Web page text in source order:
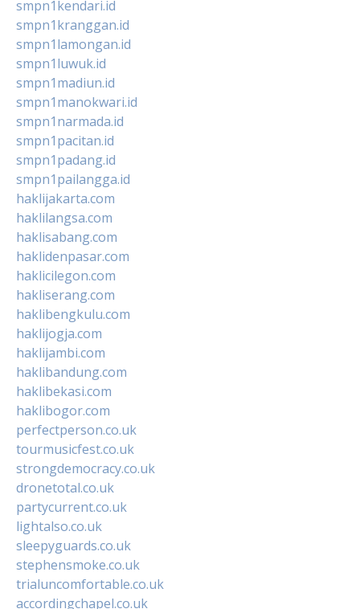
smpn1kendari.id
smpn1kranggan.id
smpn1lamongan.id
smpn1luwuk.id
smpn1madiun.id
smpn1manokwari.id
smpn1narmada.id
smpn1pacitan.id
smpn1padang.id
smpn1pailangga.id
haklijakarta.com
haklilangsa.com
haklisabang.com
haklidenpasar.com
haklicilegon.com
hakliserang.com
haklibengkulu.com
haklijogja.com
haklijambi.com
haklibandung.com
haklibekasi.com
haklibogor.com
perfectperson.co.uk
tourmusicfest.co.uk
strongdemocracy.co.uk
dronetotal.co.uk
partycurrent.co.uk
lightalso.co.uk
sleepyguards.co.uk
stephensmoke.co.uk
trialuncomfortable.co.uk
accordingchapel.co.uk